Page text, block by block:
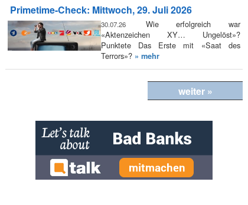
Primetime-Check: Mittwoch, 29. Juli 2026
30.07.26
Wie erfolgreich war
«Aktenzeichen XY… Ungelöst»?
Punktete Das Erste mit «Saat des
Terrors»? » mehr
weiter »